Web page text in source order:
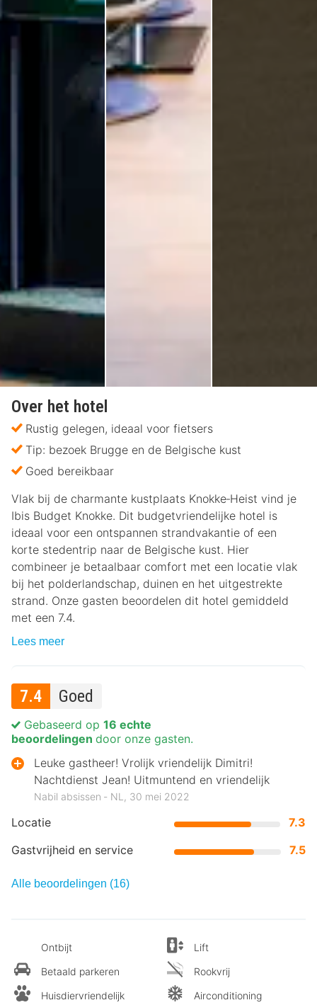
Over het hotel
Rustig gelegen, ideaal voor fietsers
Tip: bezoek Brugge en de Belgische kust
Goed bereikbaar
Vlak bij de charmante kustplaats Knokke‑Heist vind je
Ibis Budget Knokke. Dit budgetvriendelijke hotel is
ideaal voor een ontspannen strandvakantie of een
korte stedentrip naar de Belgische kust. Hier
combineer je betaalbaar comfort met een locatie vlak
bij het polderlandschap, duinen en het uitgestrekte
strand. Onze gasten beoordelen dit hotel gemiddeld
met een 7.4.
Lees meer
7.4 Goed
Locatie
7.3
Gastvrijheid en service
7.5
Gebaseerd op 16 echte
beoordelingen door onze gasten.
Leuke gastheer! Vrolijk vriendelijk Dimitri!
Nachtdienst Jean! Uitmuntend en vriendelijk
Nabil absissen ‐ NL, 30 mei 2022
Alle beoordelingen (16)
Ontbijt
Betaald parkeren
Huisdiervriendelijk
Lift
Rookvrij
Airconditioning